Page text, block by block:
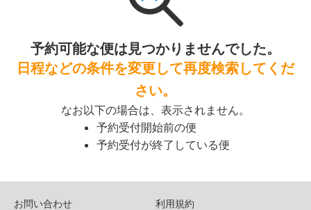
予約可能な便は見つかりませんでした。
日程などの条件を変更して再度検索してくだ
さい。
なお以下の場合は、表示されません。
予約受付開始前の便
予約受付が終了している便
お問い合わせ
利用規約